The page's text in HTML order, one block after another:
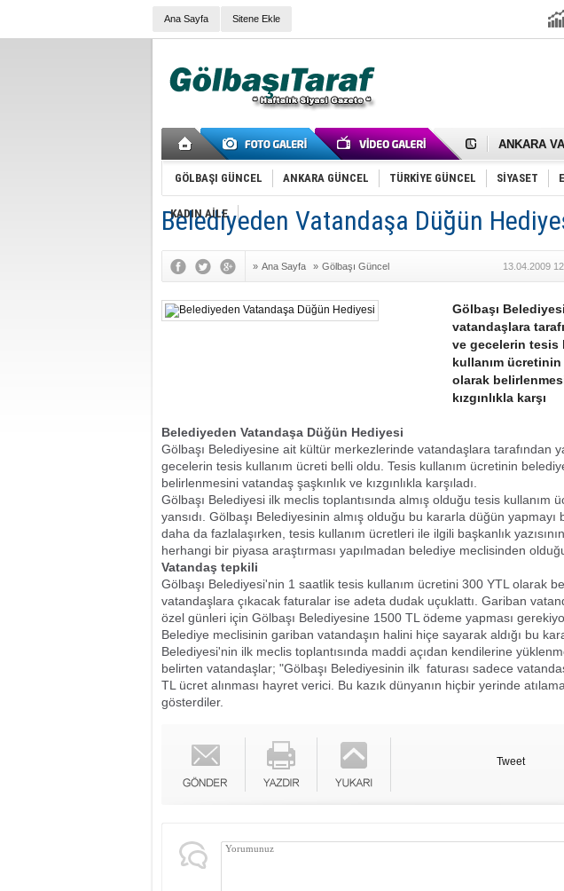
Ana Sayfa Sitene Ekle
Cemal
Samet
FAİZ
OLİMPİK
SÖZ
SPOR
Mikail
Gölbaşı
İNCEK
GÖLBAŞI GÜNCEL ANKARA GÜNCEL TÜRKİYE GÜNCEL SİYASET
KADIN AİLE
Belediyeden Vatandaşa Düğün
» Ana Sayfa » Gölbaşı Güncel 13.04.2009
Gölbaşı
vatandaşlara
ve gecelerin tesis
kullanım
olarak
kızgınlıkla karşı
Belediyeden Vatandaşa Düğün Hediyesi
Gölbaşı Belediyesine ait kültür merkezlerinde vatandaşlara tarafından
gecelerin tesis kullanım ücreti belli oldu. Tesis kullanım ücretinin
belirlenmesini vatandaş şaşkınlık ve kızgınlıkla karşıladı.
Gölbaşı Belediyesi ilk meclis toplantısında almış olduğu tesis kullanım
yansıdı. Gölbaşı Belediyesinin almış olduğu bu kararla düğün
daha da fazlalaşırken, tesis kullanım ücretleri ile ilgili başkanlık
herhangi bir piyasa araştırması yapılmadan belediye meclisinden
Vatandaş tepkili
Gölbaşı Belediyesi'nin 1 saatlik tesis kullanım ücretini 300 YTL olarak
vatandaşlara çıkacak faturalar ise adeta dudak uçuklattı. Gariban
özel günleri için Gölbaşı Belediyesine 1500 TL ödeme yapması
Belediye meclisinin gariban vatandaşın halini hiçe sayarak aldığı bu
Belediyesi'nin ilk meclis toplantısında maddi açıdan kendilerine
belirten vatandaşlar; "Gölbaşı Belediyesinin ilk faturası sadece
TL ücret alınması hayret verici. Bu kazık dünyanın hiçbir yerinde
gösterdiler.
Tweet